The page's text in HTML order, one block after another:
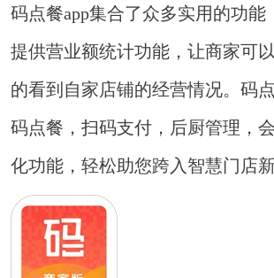
码点餐app集合了众多实用的功能
提供营业额统计功能，让商家可
的看到自家店铺的经营情况。码
码点餐，扫码支付，后厨管理，
化功能，轻松助您跨入智慧门店新